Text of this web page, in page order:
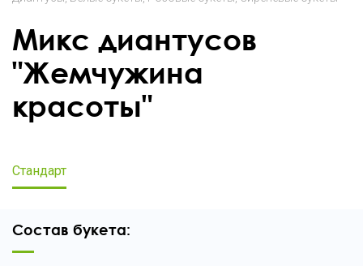
Микс диантусов
"Жемчужина
красоты"
Стандарт
Состав букета: